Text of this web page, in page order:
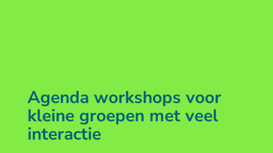
Agenda workshops voor
kleine groepen met veel
interactie